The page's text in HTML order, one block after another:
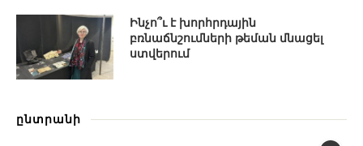
Ինչո՞ւ է խորհրդային
բռնաճնշումների թեման մնացել
ստվերում
ընտրանի